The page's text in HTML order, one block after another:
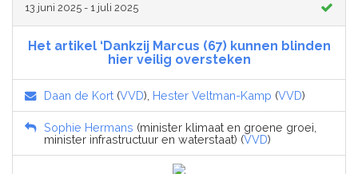
13 juni 2025 - 1 juli 2025
Het artikel ‘Dankzij Marcus (67) kunnen blinden
hier veilig oversteken
Daan de Kort (VVD), Hester Veltman-Kamp (VVD)
Sophie Hermans (minister klimaat en groene groei,
minister infrastructuur en waterstaat) (VVD)